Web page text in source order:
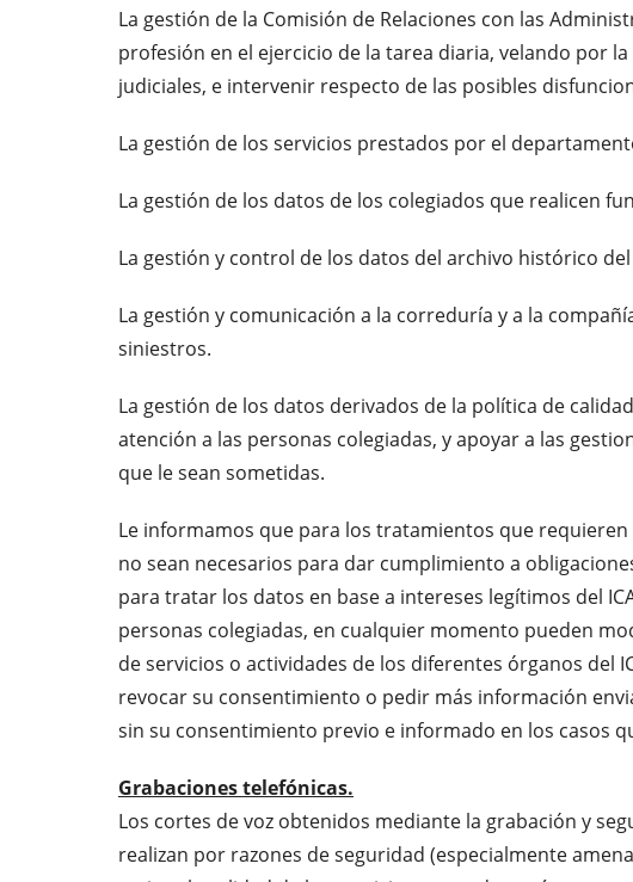
La gestión de la Comisión de Relaciones con las
profesión en el ejercicio de la tarea diaria, velando por
judiciales, e intervenir respecto de las posibles
La gestión de los servicios prestados por el
La gestión de los datos de los colegiados que realicen
La gestión y control de los datos del archivo histórico
La gestión y comunicación a la correduría y a la
siniestros.
La gestión de los datos derivados de la política de
atención a las personas colegiadas, y apoyar a las
que le sean sometidas.
Le informamos que para los tratamientos que
no sean necesarios para dar cumplimiento a
para tratar los datos en base a intereses legítimos del
personas colegiadas, en cualquier momento pueden
de servicios o actividades de los diferentes órganos del
revocar su consentimiento o pedir más información
sin su consentimiento previo e informado en los casos
Grabaciones telefónicas.
Los cortes de voz obtenidos mediante la grabación y
realizan por razones de seguridad (especialmente